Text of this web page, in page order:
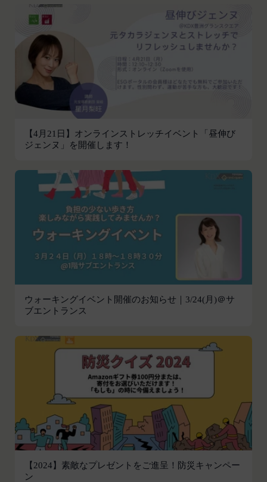
【4月21日】オンラインストレッチイベント「昼伸び
ジェンヌ」を開催します！
ウォーキングイベント開催のお知らせ｜3/24(月)＠サ
ブエントランス
【2024】素敵なプレゼントをご進呈！防災キャンペー
ン
合には、このお問い合わせフォームは利用できませ
んので、その場合にはお電話でのお問い合わせをお
願いいたします。
組織・体制
当社は、管理担当役員を利用者情報管理責任者と
し、利用者情報の適正な管理及び継続的な改善を実
施します。
免責
当社は、以下の場合には、何らの責任を負いませ
ん。
お客様ご本人が本サービスの機能又は別の手段を用
お客様が自ら本サービス上に入力した情報等によ
り、個人を識別し得る状態に至った場合
当社は、利用者情報の取扱いに関する運用状況を適
宜見直し、継続的な改善に努めるものとし、必要に
応じて、本ポリシーをお客様の事前の了承を得るこ
となく変更することがあります。変更後の本ポリシ
ーについては、当社が別途定める場合を除いて、当
社ウェブサイトでの公示後、すぐに効力が発生する
ものとします。但し、法令上お客様の同意が必要と
方法により、お客様の同意を取得するものとしま
その他の注意事項
当社が提供するサービスは、当社が管理するサービ
ス以外のサービスへのリンクを含む場合があり、こ
れら外部サービスにおける内容や利用者情報の保護
については、当社は一切責任を負いません。
発効日：2021年9月1日
閉じる
る損害について、当社は一切の責任を負わないもの
とします。
当社は、当社所定の方法により会員のお客様IDお
よびパスワードの一致を確認した場合、当該お客様
IDおよびパスワードに基づく会員が、本サービス
を利用したものとみなし、その場合の責任は全て当
該会員に帰属するものとします。
第7条（会員の退会）
会員は、当社所定の退会手続の完了により、会員登
録を抹消することができます。
会員は、本サービスの利用に際して、以下の各号の
いずれかに該当する行為または該当するおそれのあ
る行為を行ってはならないものとします。
本規約および法令に違反する行為、犯罪に結び
つく行為または公序良俗に反する行為
会員登録または登録内容の変更の際に虚偽の会
員情報を入力する行為
本サービスの運営を妨害するおそれのある行為
または本サービスに支障を生じさせるおそれの
ある行為
当社または第三者の財産権、プライバシー権、
著作権等の知的財産権、その他の権利または利
益を侵害する行為
当社または第三者を誹謗、中傷する行為
当社もしくは第三者に対して、迷惑、不利益ま
たは損害を与える行為
お客様IDおよびパスワードを不正に使用する行
為
同業者の再販など、営利目的で商品等を購入す
る行為
その他、当社が不適切と判断する行為